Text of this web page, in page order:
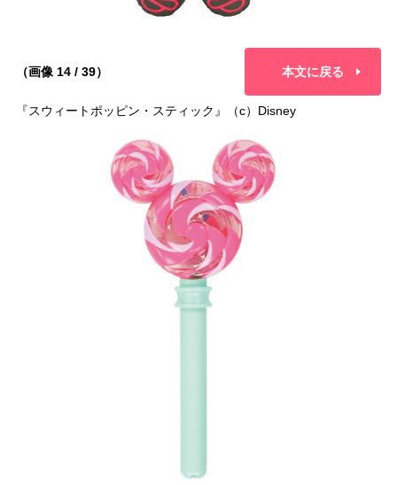
（画像 14 / 39） 本文に戻る
『スウィートポッピン・スティック』（c）Disney